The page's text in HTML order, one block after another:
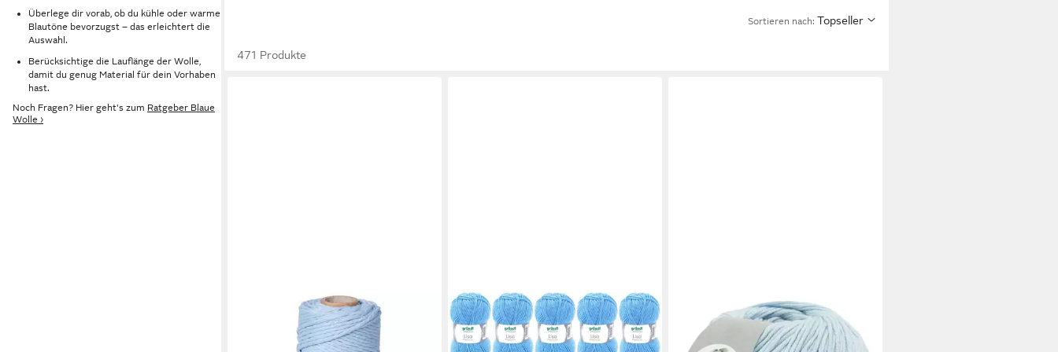
Überlege dir vorab, ob du kühle oder warme
Blautöne bevorzugst – das erleichtert die
Auswahl.
Berücksichtige die Lauflänge der Wolle,
damit du genug Material für dein Vorhaben
hast.
Noch Fragen? Hier geht's zum Ratgeber Blaue
Wolle ›
Sortieren nach: Topseller
471 Produkte
Makramee Garn 3mm 100 m Farbe
Hellblau - Baumwollgarn für Boho
GRÜNDL
Wolle Lisa Premium Uni im 10x50g
Wollpaket zum Handarbeiten
LANA GROSSA
SOFT COTTON Häkelwolle, 140 m
(weiches, vielseitiges Garn für